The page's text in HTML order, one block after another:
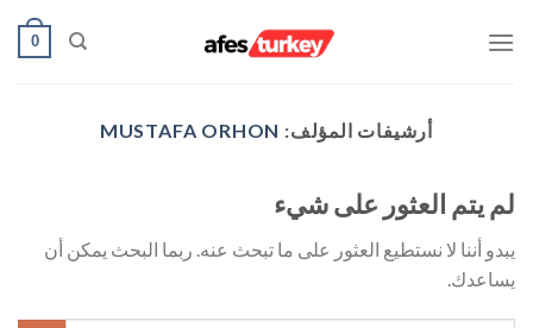
للمحتوى
0
أرشيفات المؤلف: MUSTAFA ORHON
لم يتم العثور على شيء
يبدو أننا لا نستطيع العثور على ما تبحث عنه. ربما البحث يمكن أن
يساعدك.